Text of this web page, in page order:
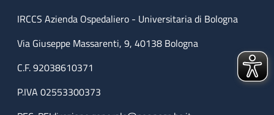
IRCCS Azienda Ospedaliero - Universitaria di Bologna
Via Giuseppe Massarenti, 9, 40138 Bologna
C.F. 92038610371
P.IVA 02553300373